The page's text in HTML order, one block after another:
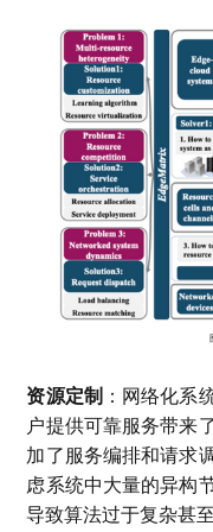
资源定制 ：网络化系
户提供可靠服务带来
加了服务编排和请求
虑系统中大量的异构
导致算法过于复杂甚